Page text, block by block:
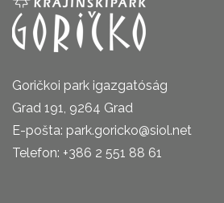
Goričkoi park igazgatóság
Grad 191, 9264 Grad
E-pošta: park.goricko@siol.net
Telefon: +386 2 551 88 61